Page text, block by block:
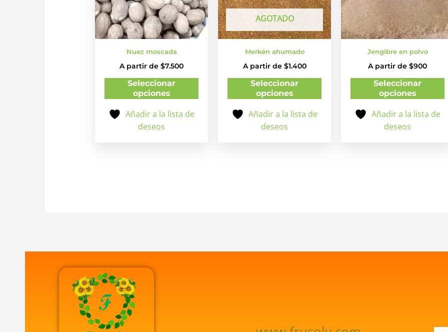
Nuez moscada
A partir de $7.500
Seleccionar
opciones
opciones
se
pueden
página
Añadir a la lista de
deseos
AGOTADO
Merkén ahumado
A partir de $1.400
Seleccionar
opciones
opciones
se
pueden
página
Añadir a la lista de
deseos
Jengibre en polvo
A partir de $900
Seleccionar
opciones
Añadir a la lista de
deseos